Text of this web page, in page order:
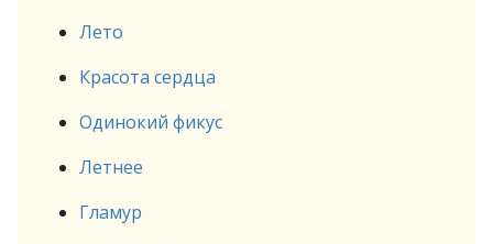
Лето
Красота сердца
Одинокий фикус
Летнее
Гламур